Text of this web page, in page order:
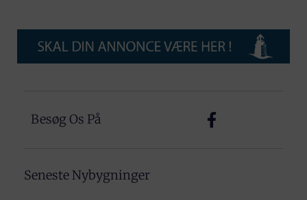
Besøg Os På
Seneste Nybygninger